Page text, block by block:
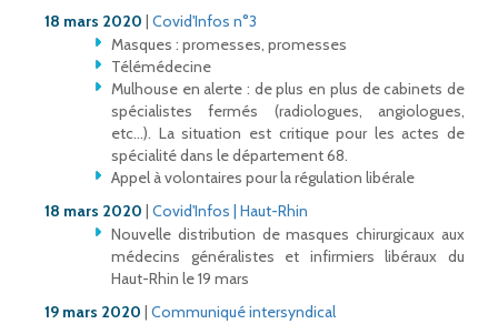
18 mars 2020 | Covid'Infos n°3
Masques : promesses, promesses
Télémédecine
Mulhouse en alerte : de plus en plus de cabinets de
spécialistes fermés (radiologues, angiologues,
etc...). La situation est critique pour les actes de
spécialité dans le département 68.
Appel à volontaires pour la régulation libérale
18 mars 2020 | Covid'Infos | Haut-Rhin
Nouvelle distribution de masques chirurgicaux aux
médecins généralistes et infirmiers libéraux du
Haut-Rhin le 19 mars
19 mars 2020 | Communiqué intersyndical